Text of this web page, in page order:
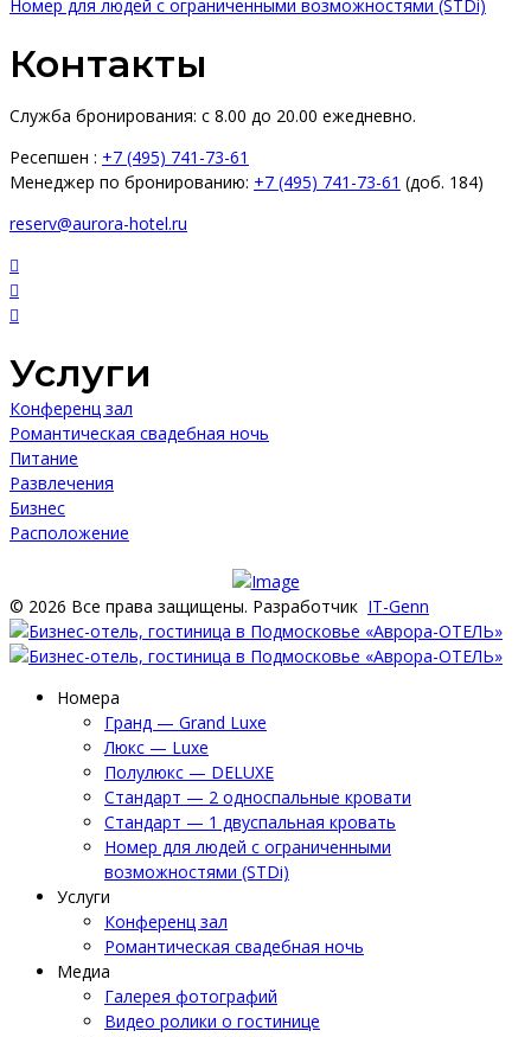
Номер для людей с ограниченными возможностями (STDi)
Контакты
Служба бронирования: с 8.00 до 20.00 ежедневно.
Ресепшен : +7 (495) 741-73-61
Менеджер по бронированию: +7 (495) 741-73-61 (доб. 184)
reserv@aurora-hotel.ru
Услуги
Конференц зал
Романтическая свадебная ночь
Питание
Развлечения
Бизнес
Расположение
© 2026 Все права защищены. Разработчик IT-Genn
Номера
Гранд — Grand Luxe
Люкс — Luxe
Полулюкс — DELUXE
Стандарт — 2 односпальные кровати
Стандарт — 1 двуспальная кровать
Номер для людей с ограниченными
возможностями (STDi)
Услуги
Конференц зал
Романтическая свадебная ночь
Медиа
Галерея фотографий
Видео ролики о гостинице